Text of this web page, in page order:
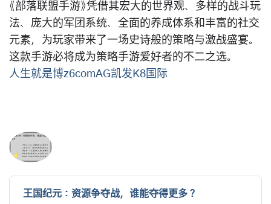
《部落联盟手游》凭借其宏大的世界观、多样的战斗玩
法、庞大的军团系统、全面的养成体系和丰富的社交
元素，为玩家带来了一场史诗般的策略与激战盛宴。
这款手游必将成为策略手游爱好者的不二之选。
人生就是博z6comAG凯发K8国际
王国纪元：资源争夺战，谁能夺得更多？